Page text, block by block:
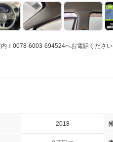
！0078-6003-694524へお電話くださ
2018